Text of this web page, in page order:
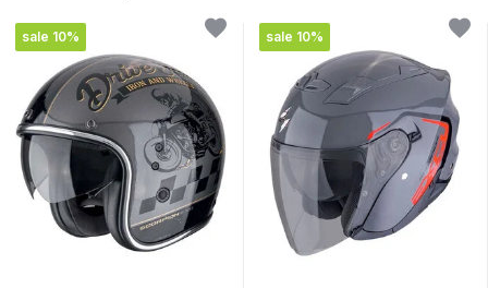
sale 10% sale 10%